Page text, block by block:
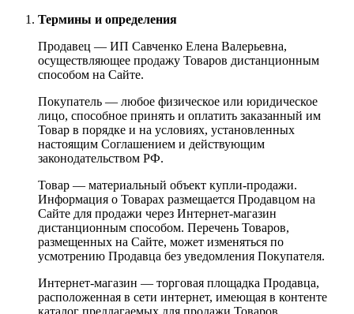
Термины и определения
Продавец — ИП Савченко Елена Валерьевна,
осуществляющее продажу Товаров дистанционным
способом на Сайте.
Покупатель — любое физическое или юридическое
лицо, способное принять и оплатить заказанный им
Товар в порядке и на условиях, установленных
настоящим Соглашением и действующим
законодательством РФ.
Товар — материальный объект купли-продажи.
Информация о Товарах размещается Продавцом на
Сайте для продажи через Интернет-магазин
дистанционным способом. Перечень Товаров,
размещенных на Сайте, может изменяться по
усмотрению Продавца без уведомления Покупателя.
Интернет-магазин — торговая площадка Продавца,
расположенная в сети интернет, имеющая в контенте
каталог предлагаемых для продажи Товаров